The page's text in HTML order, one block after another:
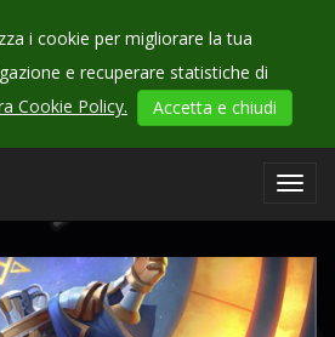
i cookie per migliorare la tua
e recuperare statistiche di
Cookie Policy. Accetta e chiudi
CHECK
OUR